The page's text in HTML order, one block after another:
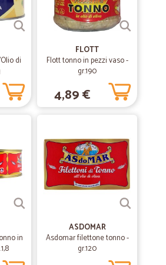
di una velocità encomiabile
P.
30/03/2020
ordine poco dopo mezzanotte alle 17
già le spese a casa !!! Tutto diviso e nessun
di
FLOTT
Flott tonno in pezzi vaso -
gr.190
4,89 €
in
ASDOMAR
Asdomar filettone tonno -
gr.120